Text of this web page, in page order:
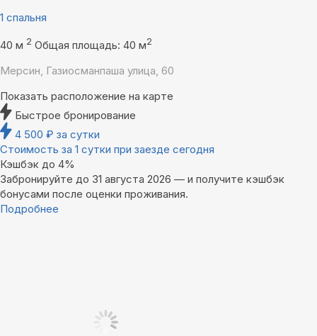
1 спальня
40 м 2 Общая площадь: 40 м2
Мерсин, Газиосманпаша улица, 60
Показать расположение на карте
Быстрое бронирование
4 500 ₽ за сутки
Стоимость за 1 сутки при заезде сегодня
Кэшбэк до 4%
Забронируйте до 31 августа 2026 — и получите кэшбэк
бонусами после оценки проживания.
Подробнее